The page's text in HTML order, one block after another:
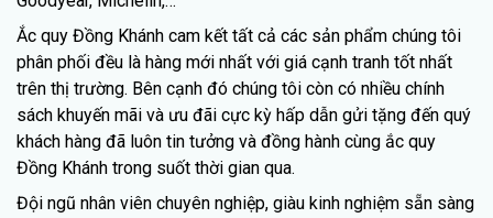
Ắc quy Đồng Khánh cam kết tất cả các sản phẩm chúng tôi
phân phối đều là hàng mới nhất với giá cạnh tranh tốt nhất
trên thị trường. Bên cạnh đó chúng tôi còn có nhiều chính
sách khuyến mãi và ưu đãi cực kỳ hấp dẫn gửi tặng đến quý
khách hàng đã luôn tin tưởng và đồng hành cùng ắc quy
Đồng Khánh trong suốt thời gian qua.
Đội ngũ nhân viên chuyên nghiệp, giàu kinh nghiệm sẵn sàng